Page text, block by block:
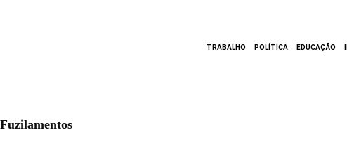
TRABALHO POLÍTICA EDUCAÇÃO
Fuzilamentos